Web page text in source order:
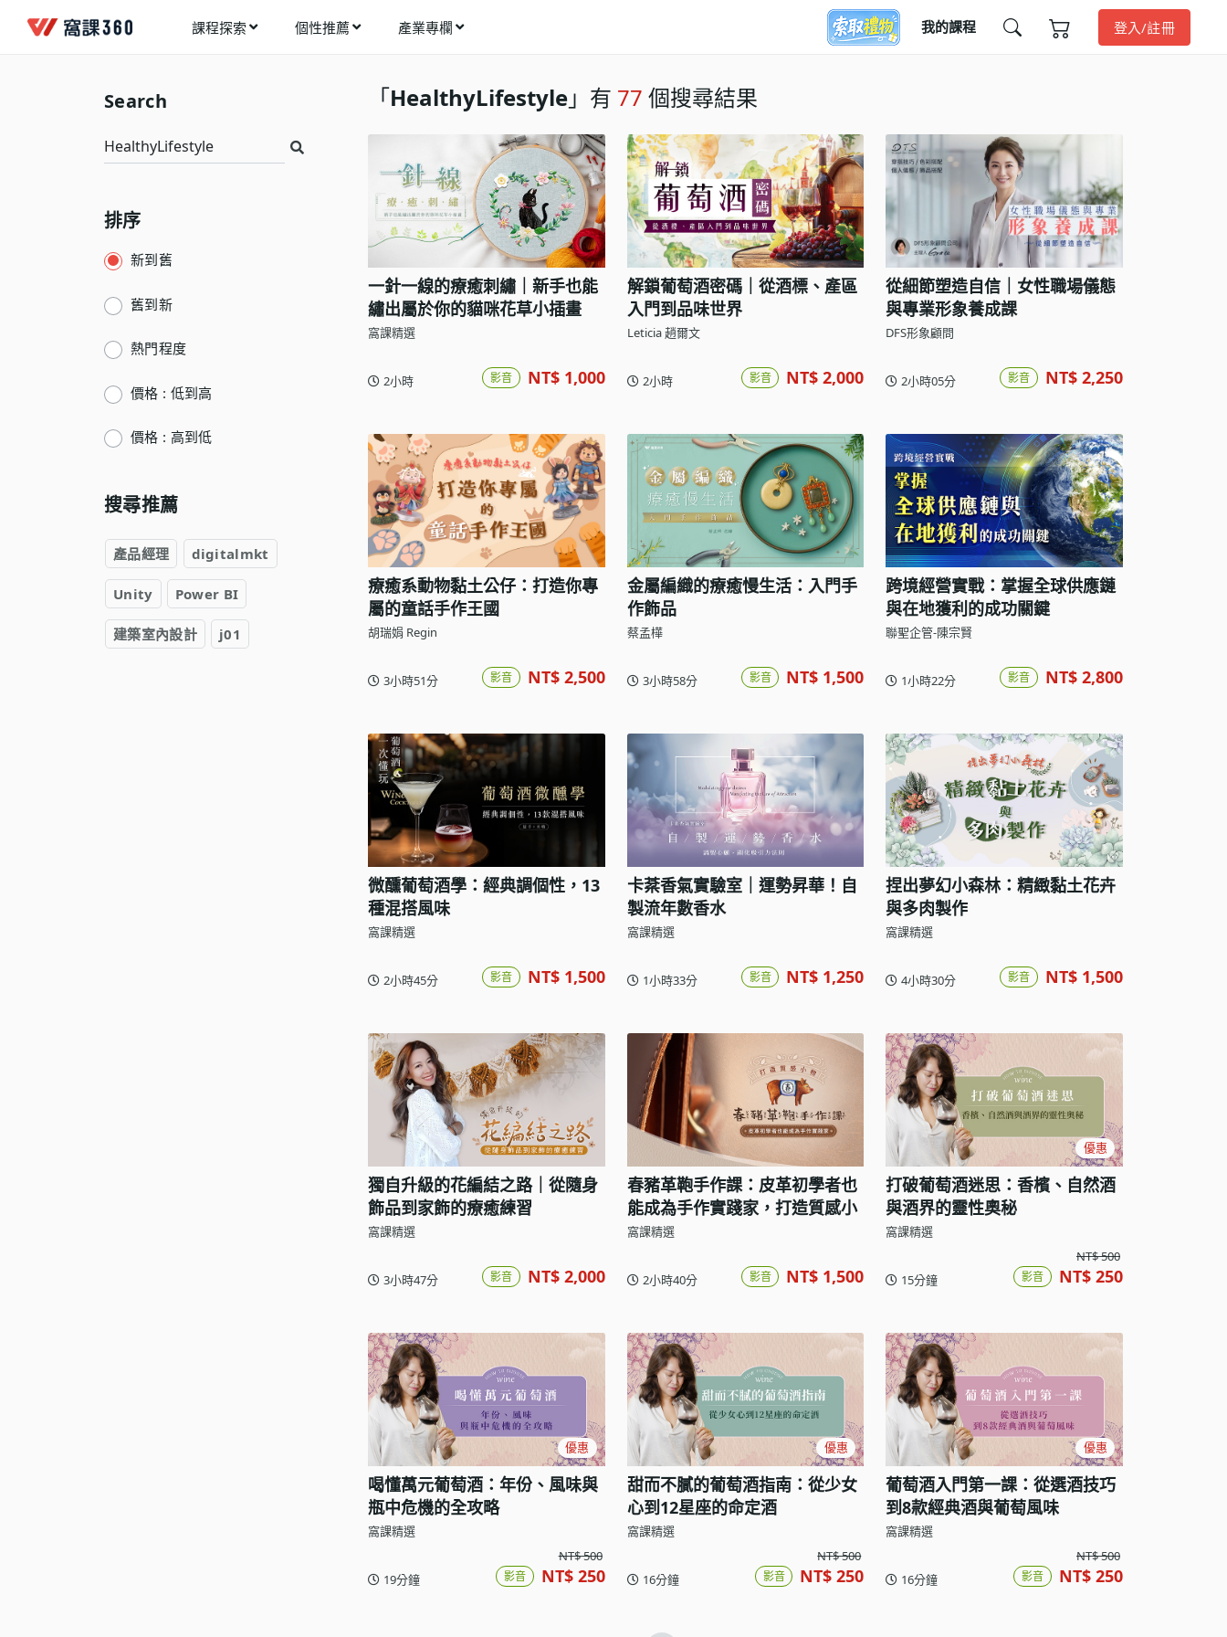
課程探索
多媒體動畫
網路管理
語言學習
優惠專區
免費課程
個性推薦
創造者
產業專欄
影像動畫
商業行銷
資訊科技
健康生活
理財投資
我的課程 登入/註冊
今天想要學什麼?
窩課推薦給您
Search
排序
新到舊
舊到新
熱門程度
價格 : 低到高
價格 : 高到低
搜尋推薦
產品經理 digitalmkt
Unity Power BI
建築室內設計 j01
「HealthyLifestyle」有 77 個搜尋結果
一針一線的療癒刺繡｜新手也能
繡出屬於你的貓咪花草小插畫
窩課精選
2小時 影音 NT$ 1,000
解鎖葡萄酒密碼｜從酒標、產區
入門到品味世界
Leticia 趙爾文
2小時 影音 NT$ 2,000
從細節塑造自信｜女性職場儀態
與專業形象養成課
DFS形象顧問
2小時05分 影音 NT$ 2,250
療癒系動物黏土公仔：打造你專
屬的童話手作王國
胡瑞娟 Regin
3小時51分 影音 NT$ 2,500
金屬編織的療癒慢生活：入門手
作飾品
蔡孟樺
3小時58分 影音 NT$ 1,500
跨境經營實戰：掌握全球供應鏈
與在地獲利的成功關鍵
聯聖企管-陳宗賢
1小時22分 影音 NT$ 2,800
微醺葡萄酒學：經典調個性，13
種混搭風味
窩課精選
2小時45分 影音 NT$ 1,500
卡棻香氣實驗室｜運勢昇華！自
製流年數香水
窩課精選
1小時33分 影音 NT$ 1,250
捏出夢幻小森林：精緻黏土花卉
與多肉製作
窩課精選
4小時30分 影音 NT$ 1,500
獨自升級的花編結之路｜從隨身
飾品到家飾的療癒練習
窩課精選
3小時47分 影音 NT$ 2,000
春豬革鞄手作課：皮革初學者也
能成為手作實踐家，打造質感小
物
窩課精選
2小時40分 影音 NT$ 1,500
優惠
打破葡萄酒迷思：香檳、自然酒
與酒界的靈性奧秘
窩課精選
15分鐘
NT$ 500
影音 NT$ 250
優惠
喝懂萬元葡萄酒：年份、風味與
瓶中危機的全攻略
窩課精選
19分鐘
NT$ 500
影音 NT$ 250
優惠
甜而不膩的葡萄酒指南：從少女
心到12星座的命定酒
窩課精選
16分鐘
NT$ 500
影音 NT$ 250
優惠
葡萄酒入門第一課：從選酒技巧
到8款經典酒與葡萄風味
窩課精選
16分鐘
NT$ 500
影音 NT$ 250